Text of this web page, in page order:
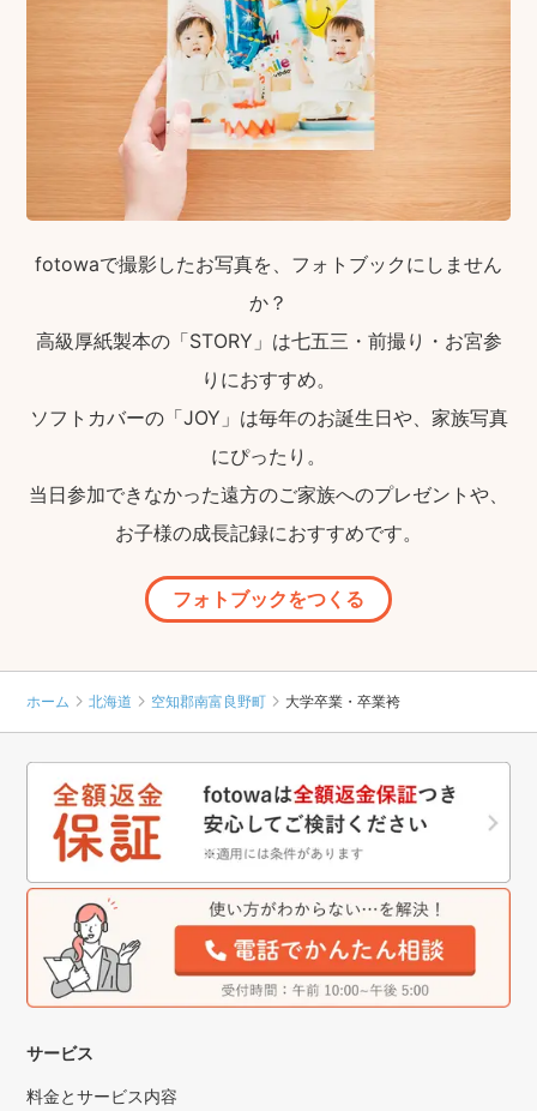
fotowaで撮影したお写真を、フォトブックにしません
か？
高級厚紙製本の「STORY」は七五三・前撮り・お宮参
りにおすすめ。
ソフトカバーの「JOY」は毎年のお誕生日や、家族写真
にぴったり。
当日参加できなかった遠方のご家族へのプレゼントや、
お子様の成長記録におすすめです。
フォトブックをつくる
ホーム 北海道 空知郡南富良野町 大学卒業・卒業袴
サービス
料金とサービス内容